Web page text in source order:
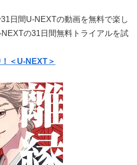
日間U-NEXTの動画を無料で楽し
の31日間無料トライアルを試
＜U-NEXT＞